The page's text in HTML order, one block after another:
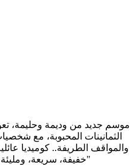
موسم جديد من وديمة وحليمة،
الثمانينات المحبوبة، مع
والمواقف الطريفة.. كوميديا
خفيفة، سريعة، ومليئة بالنوستالجيا "الحنين إلى الماضي"